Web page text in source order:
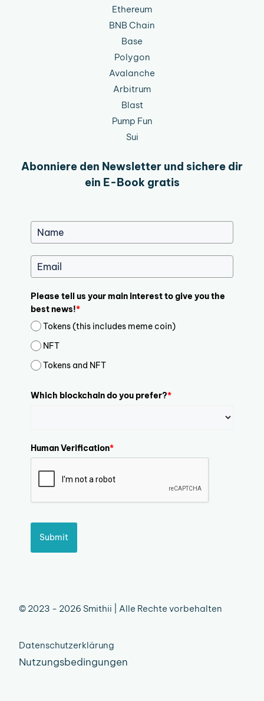
Ethereum
BNB Chain
Base
Polygon
Avalanche
Arbitrum
Blast
Pump Fun
Sui
Abonniere den Newsletter und sichere dir
ein E-Book gratis
Please tell us your main interest to give you the
best news!*
Tokens (this includes meme coin)
NFT
Tokens and NFT
Which blockchain do you prefer?*
Human Verification*
Submit
© 2023 - 2026 Smithii | Alle Rechte vorbehalten
Datenschutzerklärung
Nutzungsbedingungen